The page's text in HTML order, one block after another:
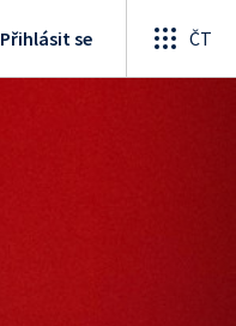
Přihlásit se ČT